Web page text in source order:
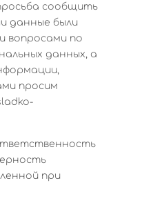
сообщить
данные были
вопросами по
данных, а
просим
при